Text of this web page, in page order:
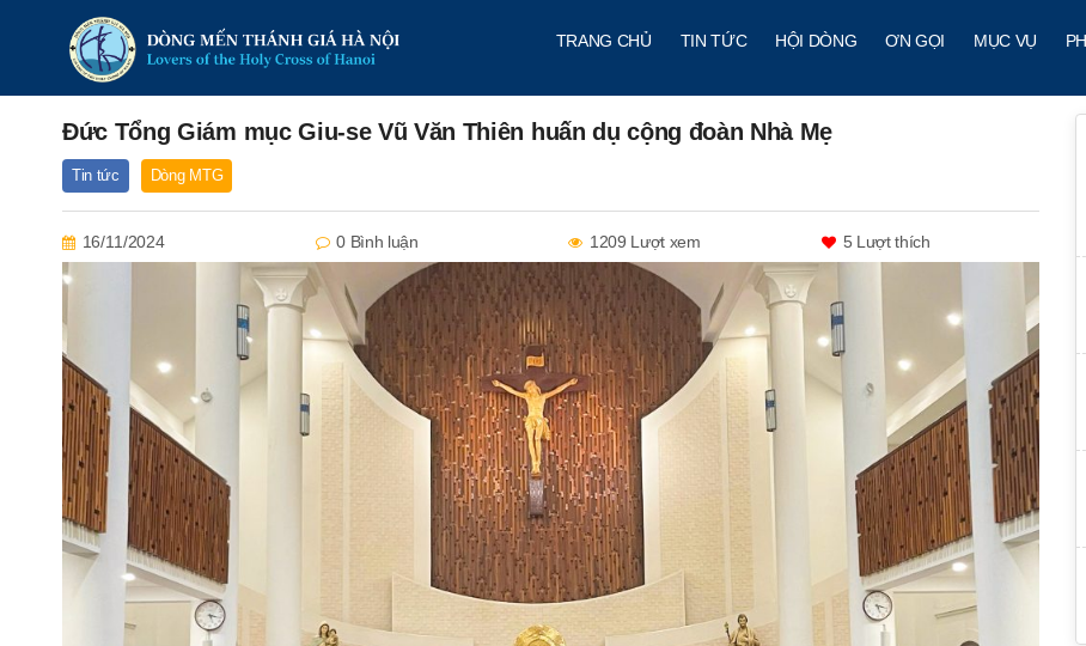
TRANG CHỦ TIN TỨC HỘI DÒNG ƠN GỌI MỤC VỤ
Đức Tổng Giám mục Giu-se Vũ Văn Thiên huấn dụ cộng đoàn Nhà Mẹ
Tin tức Dòng MTG
16/11/2024 0 Bình luận 1209 Lượt xem 5 Lượt thích